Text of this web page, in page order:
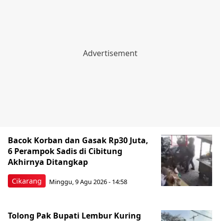
Cikarang
Bacok Korban dan Gasak Rp30 Juta,
6 Perampok Sadis di Cibitung
Akhirnya Ditangkap
Minggu, 9 Agu 2026 - 14:58
Tolong Pak Bupati Lembur Kuring